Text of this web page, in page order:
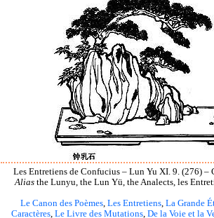
Les Entretiens de Confucius – Lun Yu XI. 9. (276) –
Alias the Lunyu, the Lun Yü, the Analects, les
Le Canon des Poèmes Les Entretiens La Grande
Caractères Le Livre des Mutations De la Voie et la